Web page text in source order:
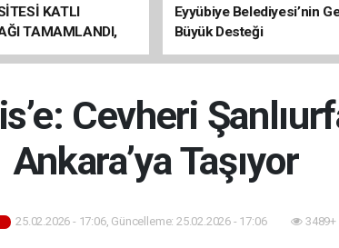
KATLI
TAMAMLANDI,
BAŞLADI
Eyyübiye Belediyesi’nin
Büyük Desteği
Cevheri
Ankara’ya Taşıyor
25.02.2026 - 17:06, Güncelleme: 25.02.2026 - 17:06